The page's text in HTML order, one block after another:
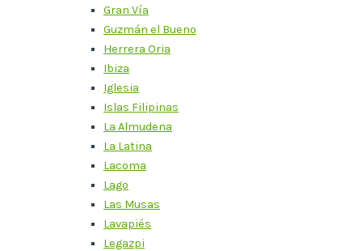
Gran Vía
Guzmán el Bueno
Herrera Oria
Ibiza
Iglesia
Islas Filipinas
La Almudena
La Latina
Lacoma
Lago
Las Musas
Lavapiés
Legazpi